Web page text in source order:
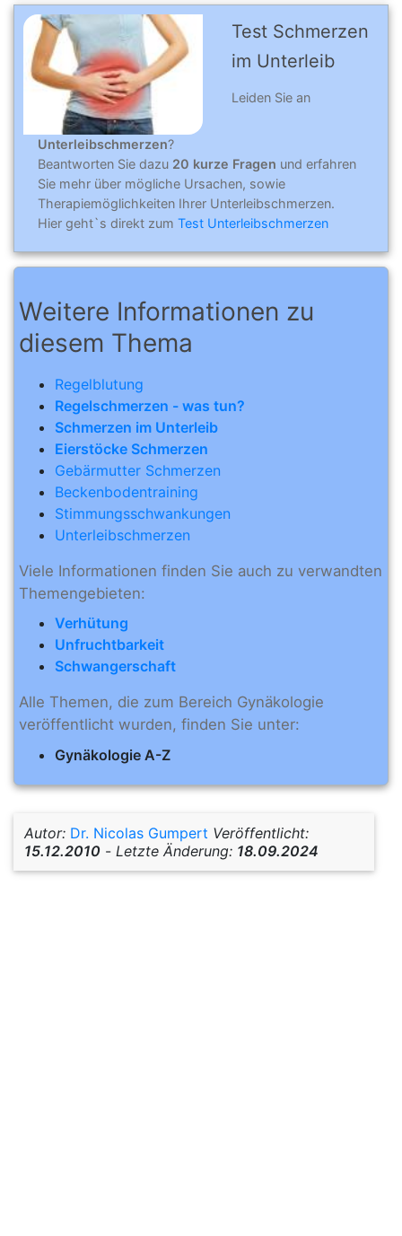
Test Schmerzen
im Unterleib
Leiden Sie an
Unterleibschmerzen?
Beantworten Sie dazu 20 kurze Fragen und erfahren
Sie mehr über mögliche Ursachen, sowie
Therapiemöglichkeiten Ihrer Unterleibschmerzen.
Hier geht`s direkt zum Test Unterleibschmerzen
Weitere Informationen zu
diesem Thema
Regelblutung
Regelschmerzen - was tun?
Schmerzen im Unterleib
Eierstöcke Schmerzen
Gebärmutter Schmerzen
Beckenbodentraining
Stimmungsschwankungen
Unterleibschmerzen
Viele Informationen finden Sie auch zu verwandten
Themengebieten:
Verhütung
Unfruchtbarkeit
Schwangerschaft
Alle Themen, die zum Bereich Gynäkologie
veröffentlicht wurden, finden Sie unter:
Gynäkologie A-Z
Autor: Dr. Nicolas Gumpert Veröffentlicht:
15.12.2010 - Letzte Änderung: 18.09.2024